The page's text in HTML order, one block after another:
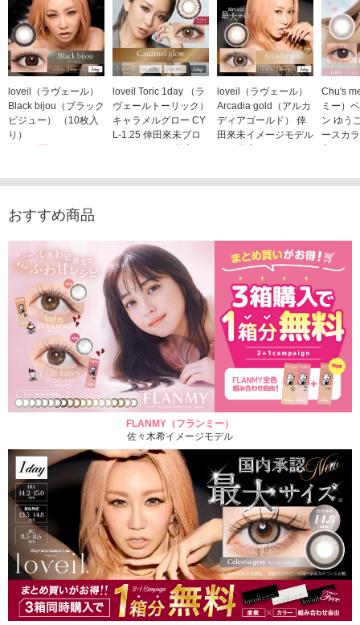
loveil（ラヴェール）
Black bijou（ブラック
ビジュー） （10枚入
り）
loveil Toric 1day （ラ
ヴェールトーリック）
キャラメルグロー CY
L-1.25 倖田來未プロ
デュース （10枚入
1,760円(税込)
loveil（ラヴェール）
Arcadia gold（アルカ
ディアゴールド） 倖
田來未イメージモデル
（10枚入り）
Chu's
ミー）
ン ゆう
ースカ
入り）
おすすめ商品
FLANMY（フランミー）
佐々木希イメージモデル